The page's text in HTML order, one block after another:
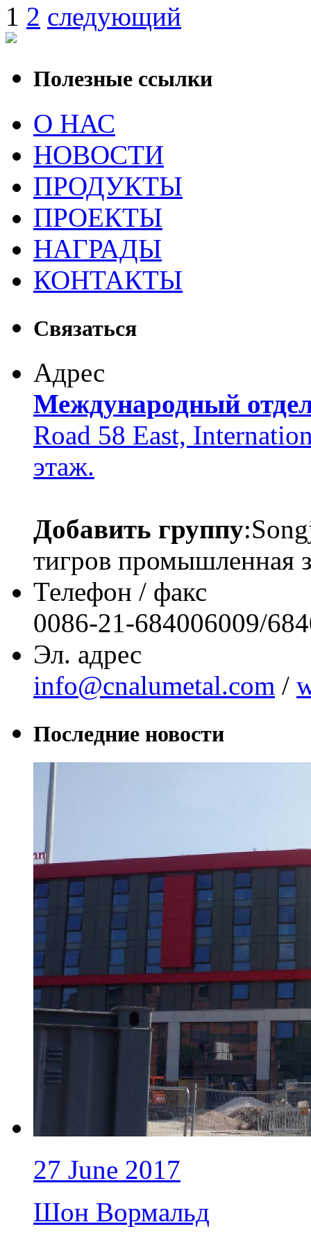
1 2 следующий
Полезные ссылки
О НАС
НОВОСТИ
ПРОДУКТЫ
ПРОЕКТЫ
НАГРАДЫ
КОНТАКТЫ
Связаться
Адрес
Международный
Road 58 East,
этаж.
Добавить группу
тигров промышленная
Телефон / факс
0086-21-684006009/
Эл. адрес
info@cnalumetal.com /
Последние новости
27 June 2017
Шон Вормальд